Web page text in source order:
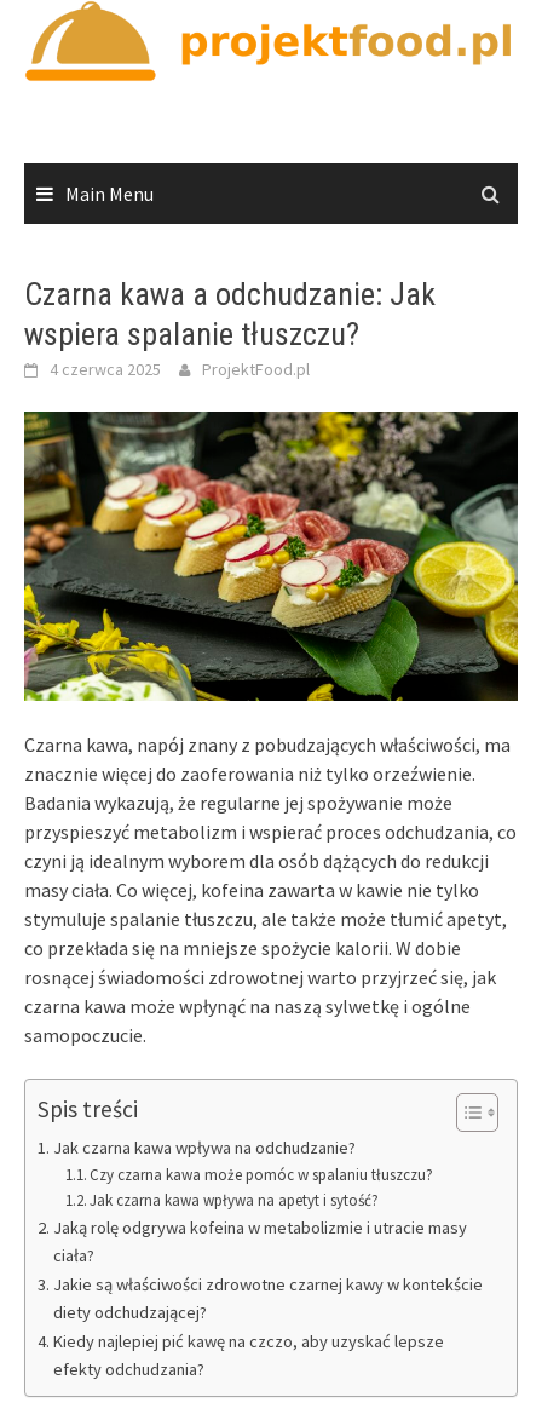
content
Main Menu
Czarna kawa a odchudzanie: Jak
wspiera spalanie tłuszczu?
4 czerwca 2025 ProjektFood.pl
Czarna kawa, napój znany z pobudzających właściwości, ma
znacznie więcej do zaoferowania niż tylko orzeźwienie.
Badania wykazują, że regularne jej spożywanie może
przyspieszyć metabolizm i wspierać proces odchudzania, co
czyni ją idealnym wyborem dla osób dążących do redukcji
masy ciała. Co więcej, kofeina zawarta w kawie nie tylko
stymuluje spalanie tłuszczu, ale także może tłumić apetyt,
co przekłada się na mniejsze spożycie kalorii. W dobie
rosnącej świadomości zdrowotnej warto przyjrzeć się, jak
czarna kawa może wpłynąć na naszą sylwetkę i ogólne
samopoczucie.
Spis treści
Jak czarna kawa wpływa na odchudzanie?
Czy czarna kawa może pomóc w spalaniu tłuszczu?
Jak czarna kawa wpływa na apetyt i sytość?
Jaką rolę odgrywa kofeina w metabolizmie i utracie masy
ciała?
Jakie są właściwości zdrowotne czarnej kawy w kontekście
diety odchudzającej?
Kiedy najlepiej pić kawę na czczo, aby uzyskać lepsze
efekty odchudzania?